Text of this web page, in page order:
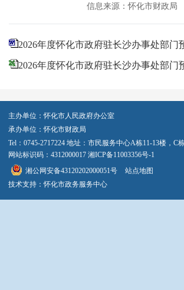
信息来源：怀化市财政局
2026年度怀化市政府驻长沙办事处部门
2026年度怀化市政府驻长沙办事处部门
主办单位：怀化市人民政府办公室
承办单位：怀化市财政局
Tel：0745-2717224 地址：市民服务中心A栋11-13楼，C
网站标识码：4312000017 湘ICP备11003356号-1
湘公网安备43120202000051号
站点地图
技术支持：怀化市政务服务中心